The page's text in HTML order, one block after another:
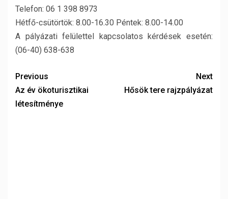
Telefon: 06 1 398 8973
Hétfő-csütörtök: 8.00-16.30 Péntek: 8.00-14.00
A pályázati felülettel kapcsolatos kérdések esetén:
(06-40) 638-638
Previous
Az év ökoturisztikai
létesítménye
Next
Hősök tere rajzpályázat